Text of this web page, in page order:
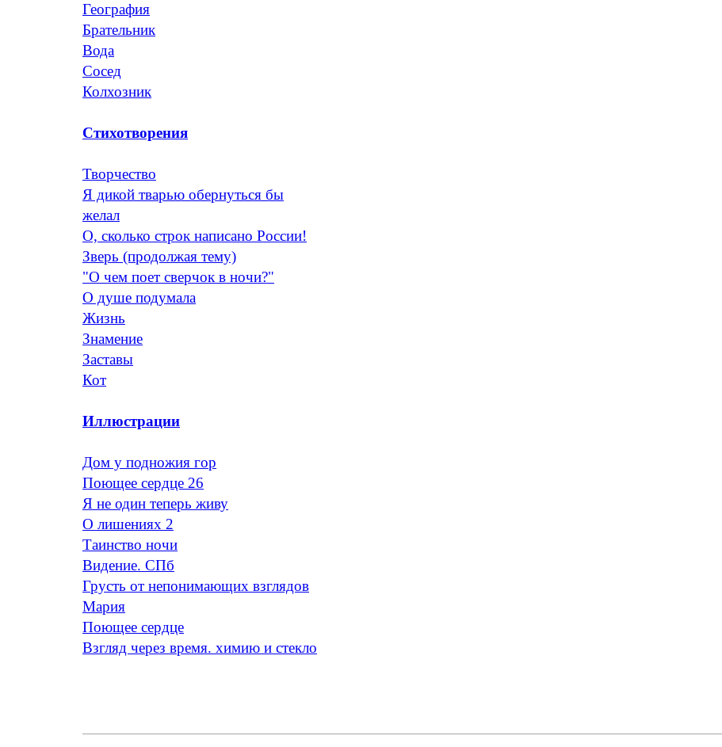
География
Брательник
Вода
Сосед
Колхозник
Стихотворения
Творчество
Я дикой тварью обернуться бы
желал
О, сколько строк написано России!
Зверь (продолжая тему)
"О чем поет сверчок в ночи?"
О душе подумала
Жизнь
Знамение
Заставы
Кот
Иллюстрации
Дом у подножия гор
Поющее сердце 26
Я не один теперь живу
O лишениях 2
Таинство ночи
Видение. СПб
Грусть от непонимающих взглядов
Мария
Поющее сердце
Взгляд через время. химию и стекло